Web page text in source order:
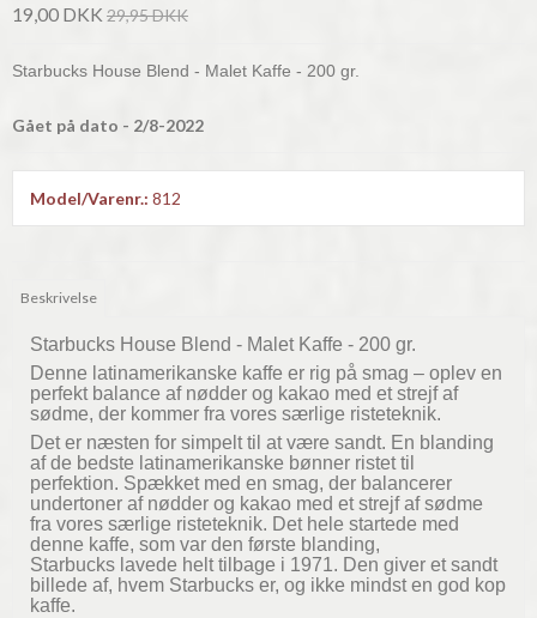
19,00 DKK 29,95 DKK
Starbucks House Blend - Malet Kaffe - 200 gr.
Gået på dato - 2/8-2022
Model/Varenr.: 812
Beskrivelse
Starbucks House Blend - Malet Kaffe - 200 gr.
Denne latinamerikanske kaffe er rig på smag – oplev en
perfekt balance af nødder og kakao med et strejf af
sødme, der kommer fra vores særlige risteteknik.
Det er næsten for simpelt til at være sandt. En blanding
af de bedste latinamerikanske bønner ristet til
perfektion. Spækket med en smag, der balancerer
undertoner af nødder og kakao med et strejf af sødme
fra vores særlige risteteknik. Det hele startede med
denne kaffe, som var den første blanding,
Starbucks lavede helt tilbage i 1971. Den giver et sandt
billede af, hvem Starbucks er, og ikke mindst en god kop
kaffe.